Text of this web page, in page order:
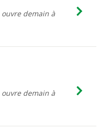
ouvre demain à
ouvre demain à